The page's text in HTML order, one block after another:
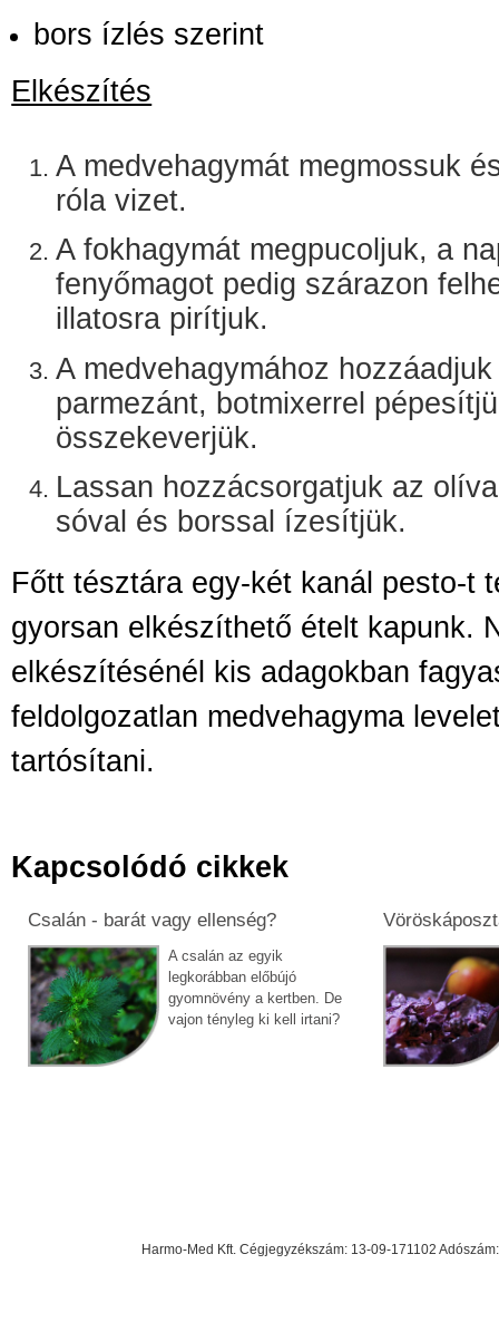
bors ízlés szerint
Elkészítés
A medvehagymát megmossuk
róla vizet.
A fokhagymát megpucoljuk, a
fenyőmagot pedig szárazon
illatosra pirítjuk.
A medvehagymához
parmezánt, botmixerrel
összekeverjük.
Lassan hozzácsorgatjuk az
sóval és borssal ízesítjük.
Főtt tésztára egy-két kanál pesto-t
gyorsan elkészíthető ételt kapunk.
elkészítésénél kis adagokban
feldolgozatlan medvehagyma
tartósítani.
Kapcsolódó cikkek
Csalán - barát vagy ellenség?
A csalán az egyik
legkorábban előbújó
gyomnövény a kertben. De
vajon tényleg ki kell irtani?
Harmo-Med Kft. Cégjegyzékszám: 13-09-171102